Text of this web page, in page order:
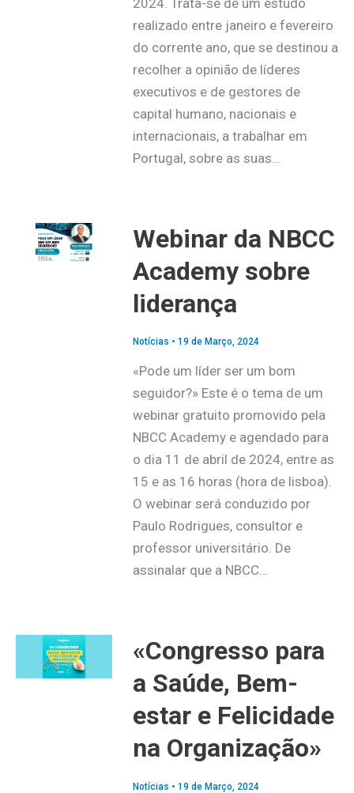
realizado entre janeiro e fevereiro
do corrente ano, que se destinou a
recolher a opinião de líderes
executivos e de gestores de
capital humano, nacionais e
internacionais, a trabalhar em
Portugal, sobre as suas…
Webinar da NBCC
Academy sobre
liderança
Notícias • 19 de Março, 2024
«Pode um líder ser um bom
seguidor?» Este é o tema de um
webinar gratuito promovido pela
NBCC Academy e agendado para
o dia 11 de abril de 2024, entre as
15 e as 16 horas (hora de lisboa).
O webinar será conduzido por
Paulo Rodrigues, consultor e
professor universitário. De
assinalar que a NBCC…
«Congresso para
a Saúde, Bem-
estar e Felicidade
na Organização»
Notícias • 19 de Março, 2024